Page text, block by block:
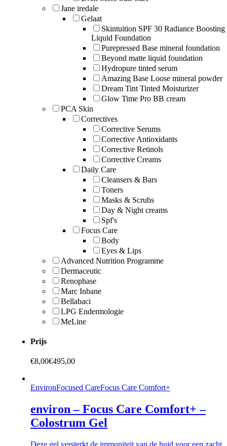
Jane iredale
Gelaat
Skintuition SPF 30 Radiance Boosting
Liquid Foundation
Purepressed Base mineral foundation
Beyond matte liquid foundation
Hydropure tinted serum
Amazing Base Loose mineral powder
Dream Tint Tinted Moisturizer
Glow Time Pro BB cream
PCA Skin
Correctives
Corrective Serums
Corrective Antioxidants
Corrective Retinols
Corrective Creams
Daily Care
Cleansers & Bars
Toners
Masks & Scrubs
Day & Night creams
Spf's
Focus Care
Body
Eyes & Lips
Advanced Nutrition Programme
Dermaceutic
Renophase
Marc Inbane
Bellabaci
LPG Endermologie
MeLine
Prijs
€8,00€495,00
EnvironFocused CareFocus Care Comfort+
environ – Focus Care Comfort+ –
Colostrum Gel